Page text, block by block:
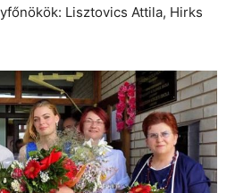
Lisztovics Attila, Hirks